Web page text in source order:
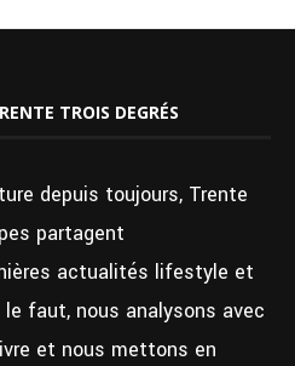
TROIS DEGRÉS
depuis toujours, Trente
partagent
actualités lifestyle et
faut, nous analysons avec
et nous mettons en